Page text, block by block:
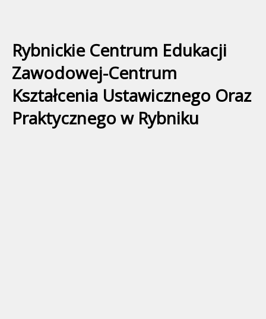
Rybnickie Centrum Edukacji
Zawodowej-Centrum
Kształcenia Ustawicznego Oraz
Praktycznego w Rybniku